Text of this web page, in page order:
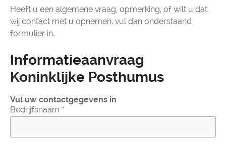
Heeft u een algemene vraag, opmerking, of wilt u dat
wij contact met u opnemen, vul dan onderstaand
formulier in.
Informatieaanvraag
Koninklijke Posthumus
Company
Name *
Vul uw contactgegevens in
Bedrijfsnaam *